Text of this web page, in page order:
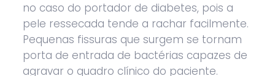
no caso do portador de diabetes, pois a
pele ressecada tende a rachar facilmente.
Pequenas fissuras que surgem se tornam
porta de entrada de bactérias capazes de
agravar o quadro clínico do paciente.